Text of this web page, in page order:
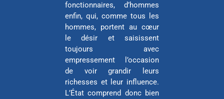
fonctionnaires, d’hommes
enfin, qui, comme tous les
hommes, portent au cœur
le désir et saisissent
toujours avec
empressement l’occasion
de voir grandir leurs
richesses et leur influence.
L’État comprend donc bien